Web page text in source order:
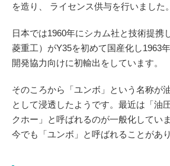
を造り、 ライセンス供与を行いました。
日本では1960年にシカム社と技術提携
菱重工）がY35を初めて国産化し1963
開発協力向けに初輸出をしています。
そのころから「ユンボ」という名称が
として浸透したようです。最近は「油
クホー」と呼ばれるのが一般化してい
今でも「ユンボ」と呼ばれることがあり